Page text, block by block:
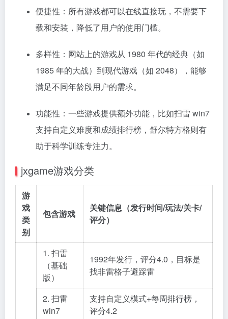
便捷性：所有游戏都可以在线直接玩，不需要下
载和安装，降低了用户的使用门槛。
多样性：网站上的游戏从 1980 年代的经典（如
1985 年的大战）到现代游戏（如 2048），能够
满足不同年龄段用户的需求。
功能性：一些游戏提供额外功能，比如扫雷 win7
支持自定义难度和成绩排行榜，舒尔特方格则有
助于科学训练专注力。
jxgame游戏分类
游
戏
类
别
包含游戏
关键信息（发行时间/玩法/关卡/
评分）
1. 扫雷
（基础
版）
1992年发行，评分4.0，目标是
找非雷格子避踩雷
2. 扫雷
win7
支持自定义模式+每周排行榜，
评分4.2